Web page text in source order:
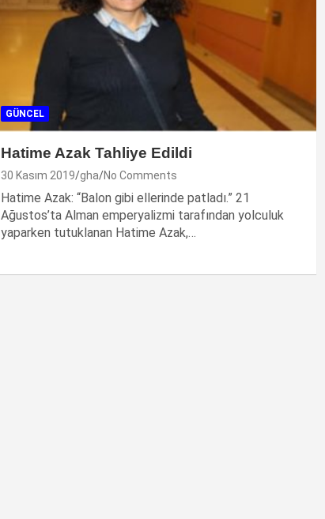
GÜNCEL
Hatime Azak Tahliye Edildi
30 Kasım 2019 gha No Comments
Hatime Azak: “Balon gibi ellerinde patladı.” 21
Ağustos’ta Alman emperyalizmi tarafından yolculuk
yaparken tutuklanan Hatime Azak,…